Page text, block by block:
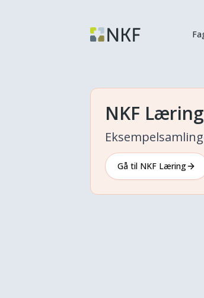
NKF
Gå til NKF Læring